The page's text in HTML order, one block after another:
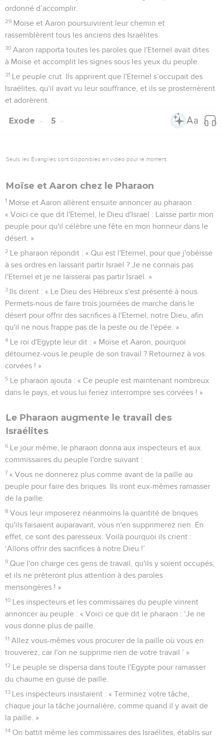
ordonné d’accomplir.
29 Moïse et Aaron poursuivirent leur chemin et
rassemblèrent tous les anciens des Israélites.
30 Aaron rapporta toutes les paroles que l'Eternel avait dites
à Moïse et accomplit les signes sous les yeux du peuple.
31 Le peuple crut. Ils apprirent que l'Eternel s’occupait des
Israélites, qu'il avait vu leur souffrance, et ils se prosternèrent
et adorèrent.
Exode 5
Seuls les Évangiles sont disponibles en vidéo pour le moment.
Moïse et Aaron chez le Pharaon
1 Moïse et Aaron allèrent ensuite annoncer au pharaon :
« Voici ce que dit l'Eternel, le Dieu d'Israël : Laisse partir mon
peuple pour qu'il célèbre une fête en mon honneur dans le
désert. »
2 Le pharaon répondit : « Qui est l'Eternel, pour que j'obéisse
à ses ordres en laissant partir Israël ? Je ne connais pas
l'Eternel et je ne laisserai pas partir Israël. »
3 Ils dirent : « Le Dieu des Hébreux s'est présenté à nous.
Permets-nous de faire trois journées de marche dans le
désert pour offrir des sacrifices à l'Eternel, notre Dieu, afin
qu'il ne nous frappe pas de la peste ou de l'épée. »
4 Le roi d'Egypte leur dit : « Moïse et Aaron, pourquoi
détournez-vous le peuple de son travail ? Retournez à vos
corvées ! »
5 Le pharaon ajouta : « Ce peuple est maintenant nombreux
dans le pays, et vous lui feriez interrompre ses corvées ! »
Le Pharaon augmente le travail des
Israélites
6 Le jour même, le pharaon donna aux inspecteurs et aux
commissaires du peuple l'ordre suivant :
7 « Vous ne donnerez plus comme avant de la paille au
peuple pour faire des briques. Ils iront eux-mêmes ramasser
de la paille.
8 Vous leur imposerez néanmoins la quantité de briques
qu'ils faisaient auparavant, vous n'en supprimerez rien. En
effet, ce sont des paresseux. Voilà pourquoi ils crient :
‘Allons offrir des sacrifices à notre Dieu !’
9 Que l'on charge ces gens de travail, qu'ils y soient occupés,
et ils ne prêteront plus attention à des paroles
mensongères ! »
10 Les inspecteurs et les commissaires du peuple vinrent
annoncer au peuple : « Voici ce que dit le pharaon : ‘Je ne
vous donne plus de paille.
11 Allez vous-mêmes vous procurer de la paille où vous en
trouverez, car l'on ne supprime rien de votre travail.’ »
12 Le peuple se dispersa dans toute l'Egypte pour ramasser
du chaume en guise de paille.
13 Les inspecteurs insistaient : « Terminez votre tâche,
chaque jour la tâche journalière, comme quand il y avait de
la paille. »
14 On battit même les commissaires des Israélites, établis sur